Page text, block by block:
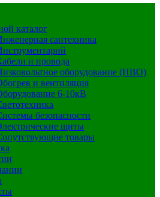
каталог
сантехника
и провода
оборудование (НВО)
и вентиляция
6-10кВ
безопасности
щиты
товары